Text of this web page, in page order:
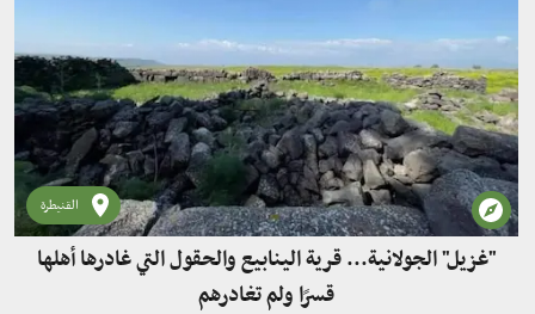
القنيطرة
"غزيل" الجولانية... قرية الينابيع والحقول التي غادرها أهلها
قسرًا ولم تغادرهم